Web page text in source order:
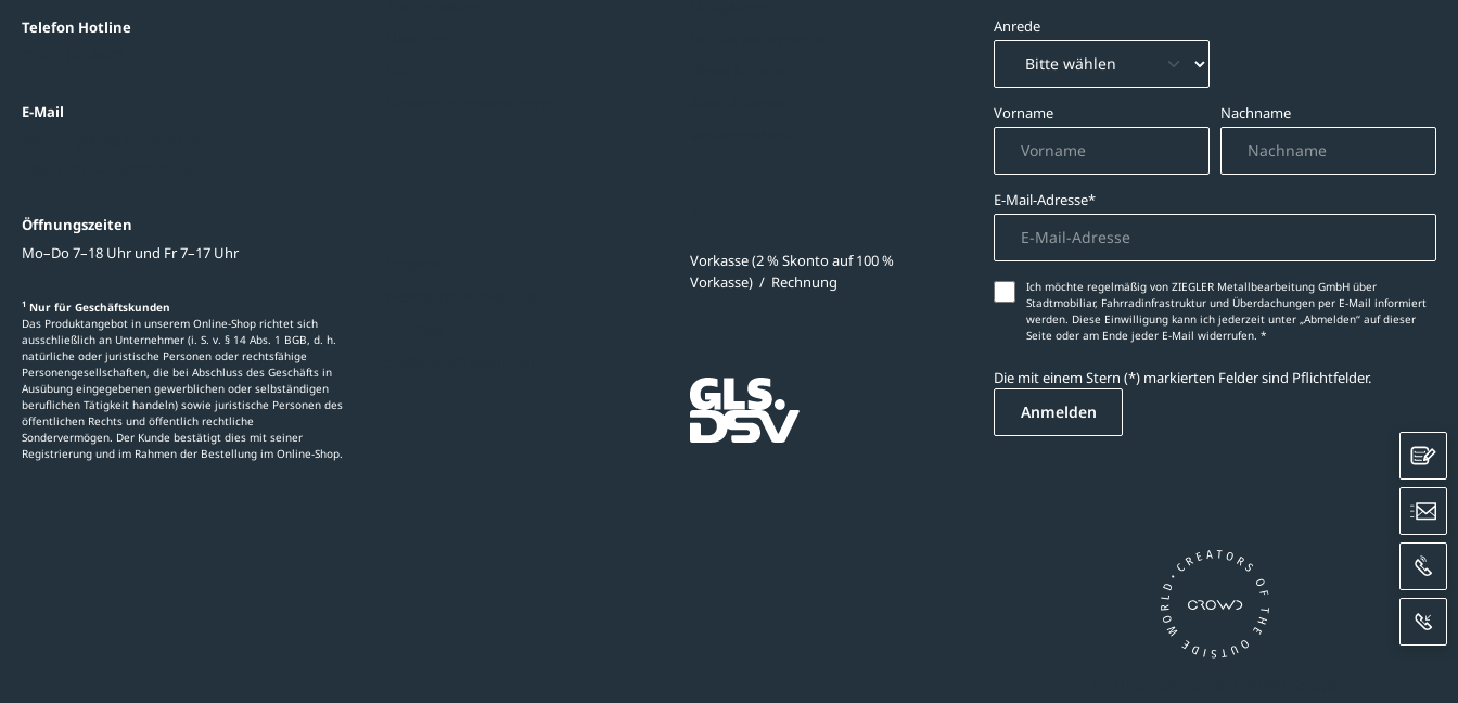
Telefon Hotline
E-Mail
Öffnungszeiten
Mo–Do 7–18 Uhr und Fr 7–17 Uhr
1 Nur für Geschäftskunden
Das Produktangebot in unserem Online-Shop richtet sich
ausschließlich an Unternehmer (i. S. v. § 14 Abs. 1 BGB, d. h.
natürliche oder juristische Personen oder rechtsfähige
Personengesellschaften, die bei Abschluss des Geschäfts in
Ausübung eingegebenen gewerblichen oder selbständigen
beruflichen Tätigkeit handeln) sowie juristische Personen des
öffentlichen Rechts und öffentlich rechtliche
Sondervermögen. Der Kunde bestätigt dies mit seiner
Registrierung und im Rahmen der Bestellung im Online-Shop.
Vorkasse (2 % Skonto auf 100 %
Vorkasse) / Rechnung
Anrede
Vorname Nachname
E-Mail-Adresse*
Ich möchte regelmäßig von ZIEGLER Metallbearbeitung GmbH über
Stadtmobiliar, Fahrradinfrastruktur und Überdachungen per E-Mail informiert
werden. Diese Einwilligung kann ich jederzeit unter „Abmelden‘‘ auf dieser
Seite oder am Ende jeder E-Mail widerrufen. *
Die mit einem Stern (*) markierten Felder sind Pflichtfelder.
Anmelden